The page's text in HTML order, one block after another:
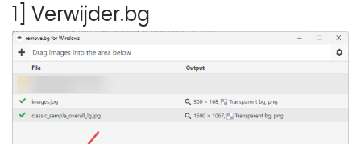
1] Verwijder.bg